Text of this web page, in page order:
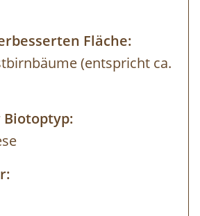
Fläche:
(entspricht ca.
Biotoptyp: